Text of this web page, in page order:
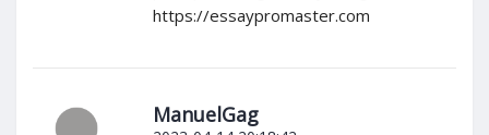
https://essaypromaster.com
ManuelGag